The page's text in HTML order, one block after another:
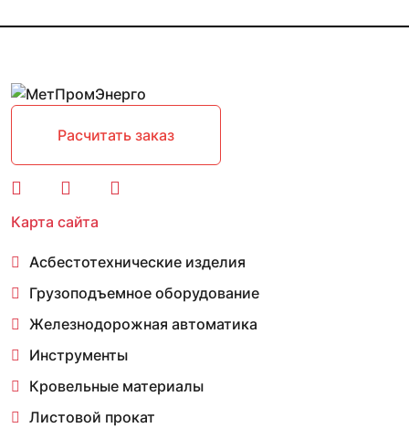
Расчитать заказ
Карта сайта
Асбестотехнические изделия
Грузоподъемное оборудование
Железнодорожная автоматика
Инструменты
Кровельные материалы
Листовой прокат